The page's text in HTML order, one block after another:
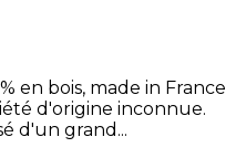
en bois, made in France
d'origine inconnue.
d'un grand...